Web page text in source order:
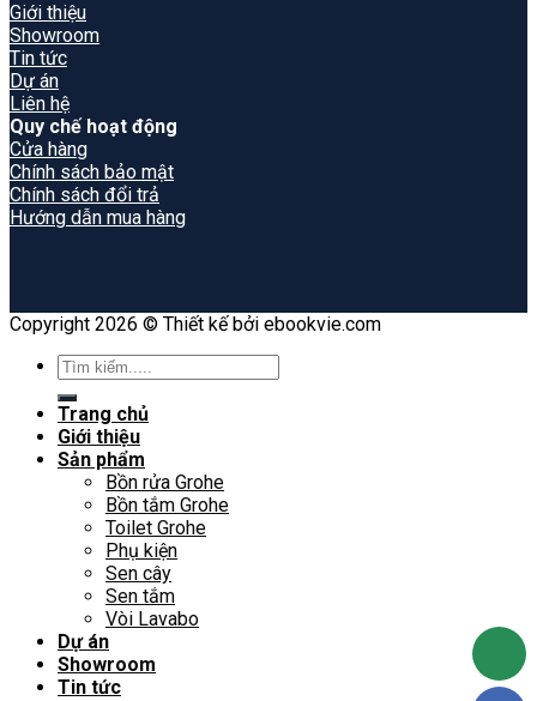
Giới thiệu
Showroom
Tin tức
Dự án
Liên hệ
Quy chế hoạt động
Cửa hàng
Chính sách bảo mật
Chính sách đổi trả
Hướng dẫn mua hàng
Copyright 2026 © Thiết kế bởi ebookvie.com
Search
for:
Trang chủ
Giới thiệu
Sản phẩm
Bồn rửa Grohe
Bồn tắm Grohe
Toilet Grohe
Phụ kiện
Sen cây
Sen tắm
Vòi Lavabo
Dự án
Showroom
Tin tức